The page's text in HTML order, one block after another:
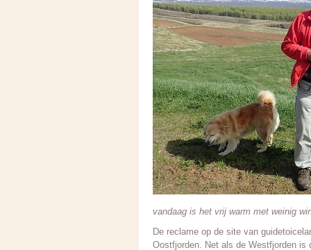
vandaag is het vrij warm met weinig
De reclame op de site van
Oostfjorden. Net als de Westfjorden is